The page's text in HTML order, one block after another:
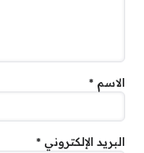
الاسم *
البريد الإلكتروني *